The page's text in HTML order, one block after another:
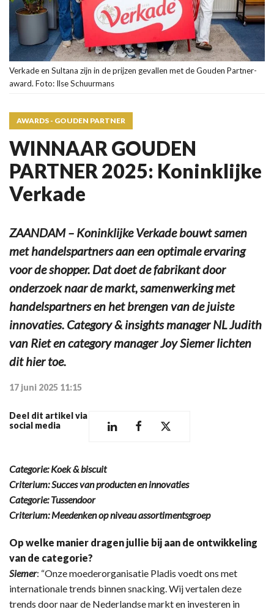
Verkade en Sultana zijn in de prijzen gevallen met de Gouden Partner-
award. Foto: Ilse Schuurmans
AWARDS - GOUDEN PARTNER
WINNAAR GOUDEN
PARTNER 2025: Koninklijke
Verkade
ZAANDAM – Koninklijke Verkade bouwt samen
met handelspartners aan een optimale ervaring
voor de shopper. Dat doet de fabrikant door
onderzoek naar de markt, samenwerking met
handelspartners en het brengen van de juiste
innovaties. Category & insights manager NL Judith
van Riet en category manager Joy Siemer lichten
dit hier toe.
17 juni 2025 11:15
Deel dit artikel via
social media
Categorie: Koek & biscuit
Criterium: Succes van producten en innovaties
Categorie: Tussendoor
Criterium: Meedenken op niveau assortimentsgroep
Op welke manier dragen jullie bij aan de ontwikkeling
van de categorie?
Siemer: “Onze moederorganisatie Pladis voedt ons met
internationale trends binnen snacking. Wij vertalen deze
trends door naar de Nederlandse markt en investeren in